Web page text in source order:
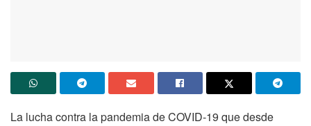
La lucha contra la pandemia de COVID-19 que desde